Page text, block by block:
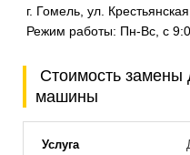
г. Гомель, ул.
Режим работы: Пн-Вс, с
Стоимость замены
машины